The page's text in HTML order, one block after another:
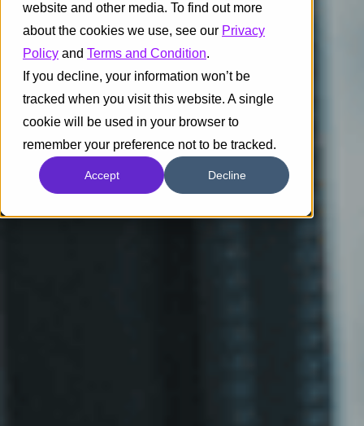
website and other media. To find out more
about the cookies we use, see our Privacy
Policy and Terms and Condition.
If you decline, your information won’t be
tracked when you visit this website. A single
cookie will be used in your browser to
remember your preference not to be tracked.
Accept Decline